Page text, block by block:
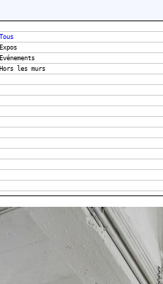
Tous
Expos
Evénements
Hors les murs